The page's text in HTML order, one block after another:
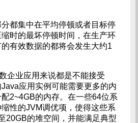
都集中在平均停顿或者目标停
时的最坏停顿时间，在生产环
有效数据的都将会发生大约1
企业应用来说都是不能接受
应用实例可能需要更多的内
2~4GB的内存。在一些64位系
性的JVM调优项，使得这些系
20GB的堆空间，并能满足典型